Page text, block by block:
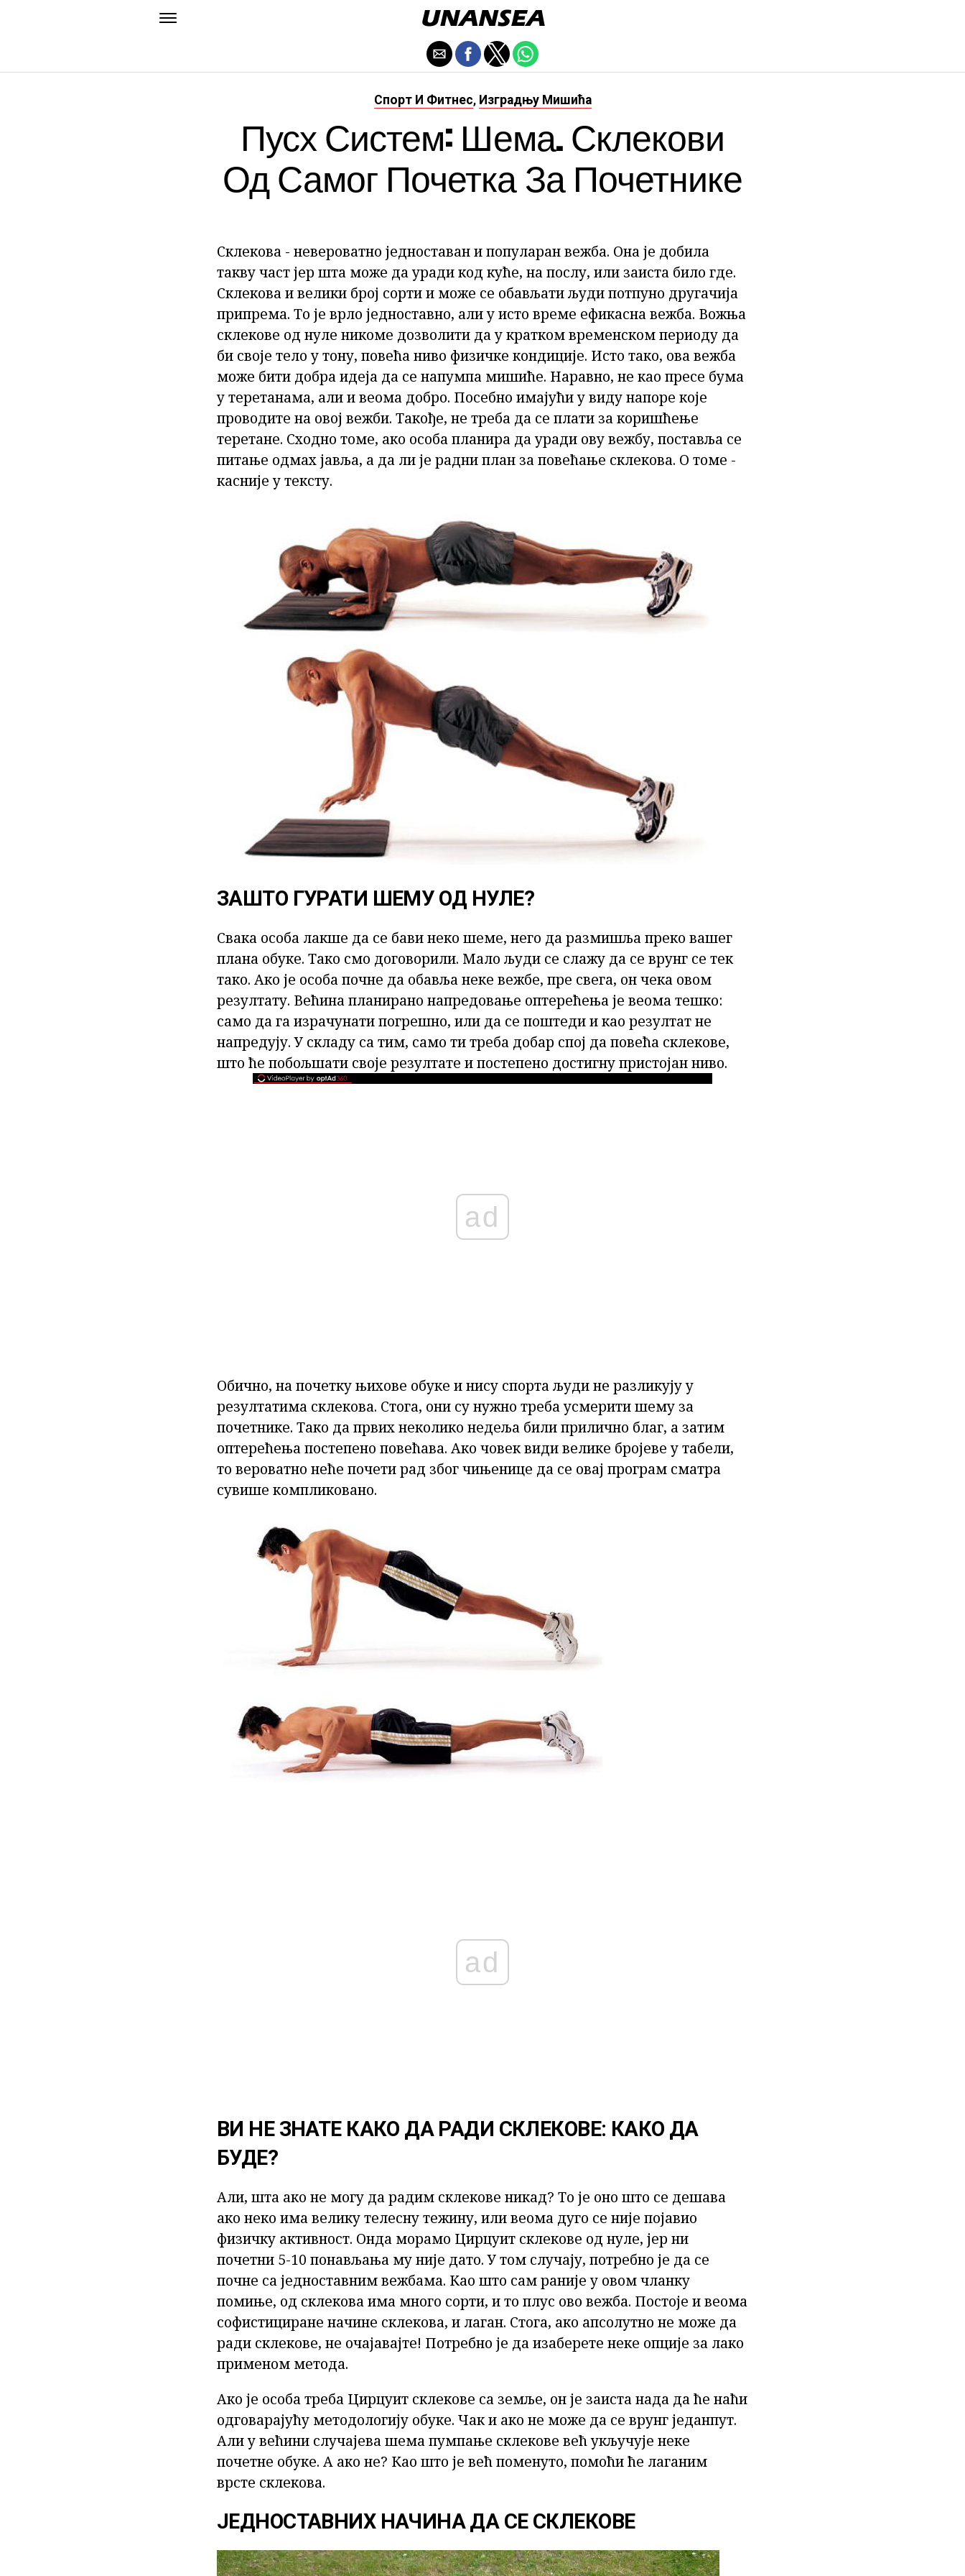
Спорт И Фитнес, Изградњу Мишића
Пусх Систем: Шема. Склекови
Од Самог Почетка За Почетнике
Склекова - невероватно једноставан и популаран вежба. Она је добила
такву част јер шта може да уради код куће, на послу, или заиста било где.
Склекова и велики број сорти и може се обављати људи потпуно другачија
припрема. То је врло једноставно, али у исто време ефикасна вежба. Вожња
склекове од нуле никоме дозволити да у кратком временском периоду да
би своје тело у тону, повећа ниво физичке кондиције. Исто тако, ова вежба
може бити добра идеја да се напумпа мишиће. Наравно, не као пресе бума
у теретанама, али и веома добро. Посебно имајући у виду напоре које
проводите на овој вежби. Такође, не треба да се плати за коришћење
теретане. Сходно томе, ако особа планира да уради ову вежбу, поставља се
питање одмах јавља, а да ли је радни план за повећање склекова. О томе -
касније у тексту.
ЗАШТО ГУРАТИ ШЕМУ ОД НУЛЕ?
Свака особа лакше да се бави неко шеме, него да размишља преко вашег
плана обуке. Тако смо договорили. Мало људи се слажу да се врунг се тек
тако. Ако је особа почне да обавља неке вежбе, пре свега, он чека овом
резултату. Већина планирано напредовање оптерећења је веома тешко:
само да га израчунати погрешно, или да се поштеди и као резултат не
напредују. У складу са тим, само ти треба добар спој да повећа склекове,
што ће побољшати своје резултате и постепено достигну пристојан ниво.
ad
Обично, на почетку њихове обуке и нису спорта људи не разликују у
резултатима склекова. Стога, они су нужно треба усмерити шему за
почетнике. Тако да првих неколико недеља били прилично благ, а затим
оптерећења постепено повећава. Ако човек види велике бројеве у табели,
то вероватно неће почети рад због чињенице да се овај програм сматра
сувише компликовано.
ad
ВИ НЕ ЗНАТЕ КАКО ДА РАДИ СКЛЕКОВЕ: КАКО ДА
БУДЕ?
Али, шта ако не могу да радим склекове никад? То је оно што се дешава
ако неко има велику телесну тежину, или веома дуго се није појавио
физичку активност. Онда морамо Цирцуит склекове од нуле, јер ни
почетни 5-10 понављања му није дато. У том случају, потребно је да се
почне са једноставним вежбама. Као што сам раније у овом чланку
помиње, од склекова има много сорти, и то плус ово вежба. Постоје и веома
софистициране начине склекова, и лаган. Стога, ако апсолутно не може да
ради склекове, не очајавајте! Потребно је да изаберете неке опције за лако
применом метода.
Ако је особа треба Цирцуит склекове са земље, он је заиста нада да ће наћи
одговарајућу методологију обуке. Чак и ако не може да се врунг једанпут.
Али у већини случајева шема пумпање склекове већ укључује неке
почетне обуке. А ако не? Као што је већ поменуто, помоћи ће лаганим
врсте склекова.
ЈЕДНОСТАВНИХ НАЧИНА ДА СЕ СКЛЕКОВЕ